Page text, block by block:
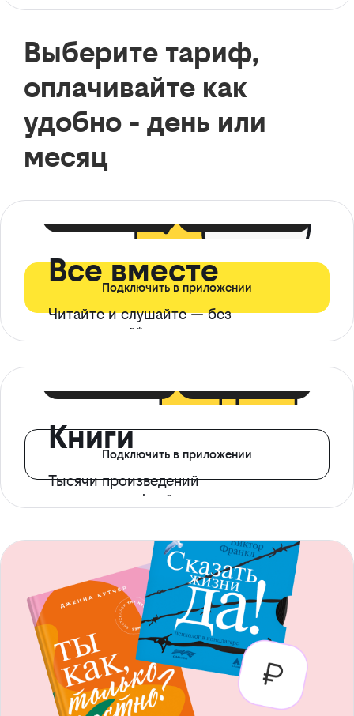
Выберите тариф,
оплачивайте как
удобно - день или
месяц
Все вместе
Читайте и слушайте — без
ограничений*
Подключить в приложении
Книги
Тысячи произведений
с доступом офлайн
Подключить в приложении